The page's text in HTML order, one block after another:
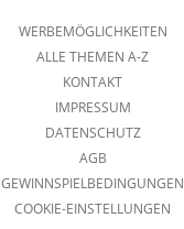
WERBEMÖGLICHKEITEN
ALLE THEMEN A-Z
KONTAKT
IMPRESSUM
DATENSCHUTZ
AGB
GEWINNSPIELBEDINGUNGEN
COOKIE-EINSTELLUNGEN